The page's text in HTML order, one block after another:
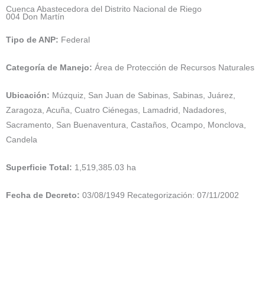
Cuenca Abastecedora del Distrito Nacional de Riego
004 Don Martín
Tipo de ANP: Federal
Categoría de Manejo: Área de Protección de Recursos Naturales
Ubicación: Múzquiz, San Juan de Sabinas, Sabinas, Juárez,
Zaragoza, Acuña, Cuatro Ciénegas, Lamadrid, Nadadores,
Sacramento, San Buenaventura, Castaños, Ocampo, Monclova,
Candela
Superficie Total: 1,519,385.03 ha
Fecha de Decreto: 03/08/1949 Recategorización: 07/11/2002